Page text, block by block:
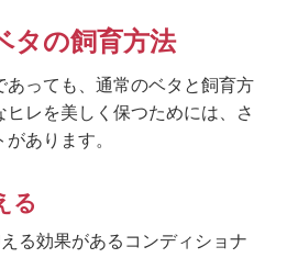
タの飼育方法
あっても、通常のベタと飼育方
レを美しく保つためには、さ
あります。
る
る効果があるコンディショナ